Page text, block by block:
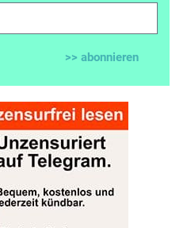
>> abonnieren